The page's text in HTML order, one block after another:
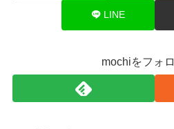
LINE
mochiをフォ